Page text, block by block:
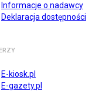
Informacje o nadawcy
Deklaracja dostępności
E-kiosk.pl
E-gazety.pl